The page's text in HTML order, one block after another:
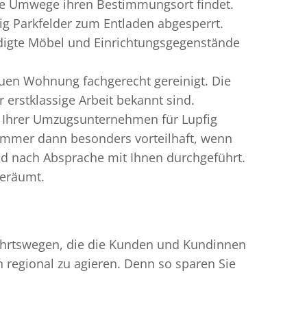
Umwege ihren Bestimmungsort findet.
Parkfelder zum Entladen abgesperrt.
Möbel und Einrichtungsgegenstände
Wohnung fachgerecht gereinigt. Die
Arbeit bekannt sind.
Umzugsunternehmen für Lupfig
dann besonders vorteilhaft, wenn
nach Absprache mit Ihnen durchgeführt.
die die Kunden und Kundinnen
zu agieren. Denn so sparen Sie